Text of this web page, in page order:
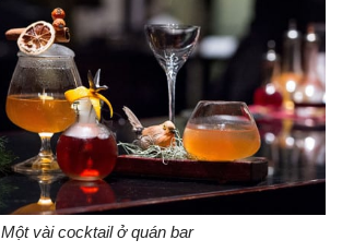
Một vài cocktail ở quán bar